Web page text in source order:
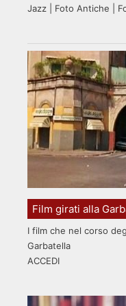
Jazz | Foto Antiche |
Film girati alla
I film che nel corso
Garbatella
ACCEDI